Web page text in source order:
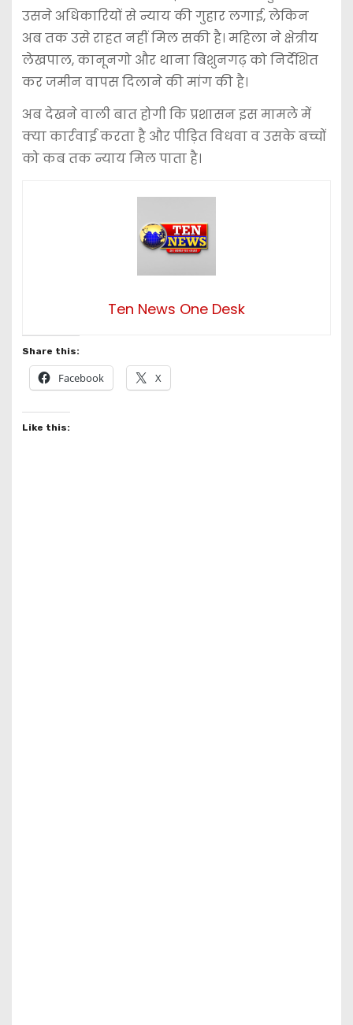
उसने अधिकारियों से न्याय की गुहार लगाई, लेकिन
अब तक उसे राहत नहीं मिल सकी है। महिला ने क्षेत्रीय
लेखपाल, कानूनगो और थाना बिशुनगढ़ को निर्देशित
कर जमीन वापस दिलाने की मांग की है।
अब देखने वाली बात होगी कि प्रशासन इस मामले में
क्या कार्रवाई करता है और पीड़ित विधवा व उसके बच्चों
को कब तक न्याय मिल पाता है।
Ten News One Desk
Share this:
Facebook X
Like this: